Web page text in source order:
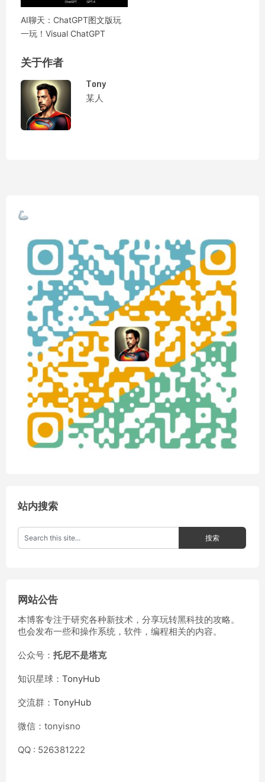
AI聊天：ChatGPT图文版玩
一玩！Visual ChatGPT
关于作者
Tony
某人
站内搜索
网站公告
本博客专注于研究各种新技术，分享玩转黑科技的攻略。
也会发布一些和操作系统，软件，编程相关的内容。
公众号： 托尼不是塔克
知识星球： TonyHub
交流群： TonyHub
微信：tonyisno
QQ : 526381222